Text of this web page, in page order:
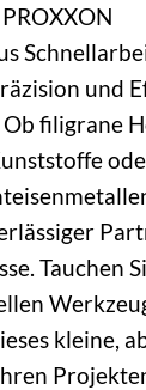
und
filigrane
Tauchen
kleine,